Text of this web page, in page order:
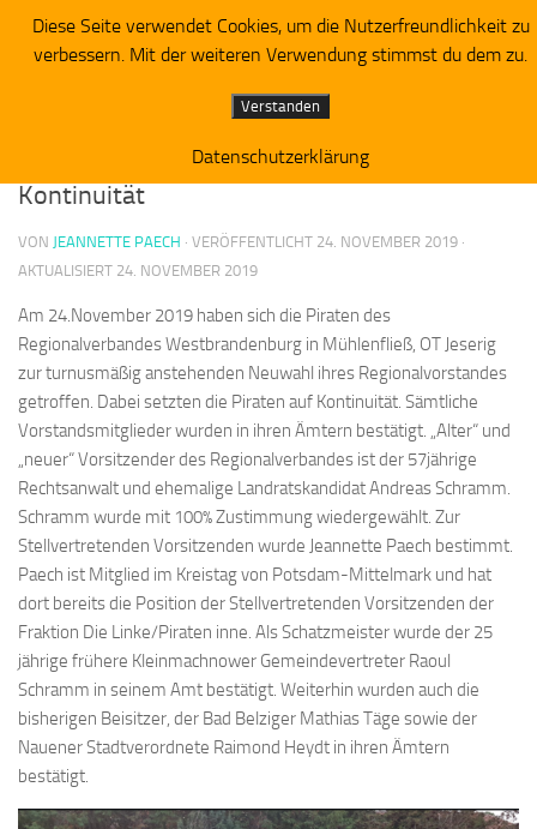
Zum Inhalt springen
Piratenpartei RV Westbrandenburg
Piraten setzen bei Vorstandswahl auf
Kontinuität
VON JEANNETTE PAECH · VERÖFFENTLICHT 24. NOVEMBER 2019 ·
AKTUALISIERT 24. NOVEMBER 2019
Am 24.November 2019 haben sich die Piraten des
Regionalverbandes Westbrandenburg in Mühlenfließ, OT Jeserig
zur turnusmäßig anstehenden Neuwahl ihres Regionalvorstandes
getroffen. Dabei setzten die Piraten auf Kontinuität. Sämtliche
Vorstandsmitglieder wurden in ihren Ämtern bestätigt. „Alter“ und
„neuer“ Vorsitzender des Regionalverbandes ist der 57jährige
Rechtsanwalt und ehemalige Landratskandidat Andreas Schramm.
Schramm wurde mit 100% Zustimmung wiedergewählt. Zur
Stellvertretenden Vorsitzenden wurde Jeannette Paech bestimmt.
Paech ist Mitglied im Kreistag von Potsdam-Mittelmark und hat
dort bereits die Position der Stellvertretenden Vorsitzenden der
Fraktion Die Linke/Piraten inne. Als Schatzmeister wurde der 25
jährige frühere Kleinmachnower Gemeindevertreter Raoul
Schramm in seinem Amt bestätigt. Weiterhin wurden auch die
bisherigen Beisitzer, der Bad Belziger Mathias Täge sowie der
Nauener Stadtverordnete Raimond Heydt in ihren Ämtern
bestätigt.
Diese Seite verwendet Cookies, um die Nutzerfreundlichkeit zu
verbessern. Mit der weiteren Verwendung stimmst du dem zu.
Verstanden
Datenschutzerklärung